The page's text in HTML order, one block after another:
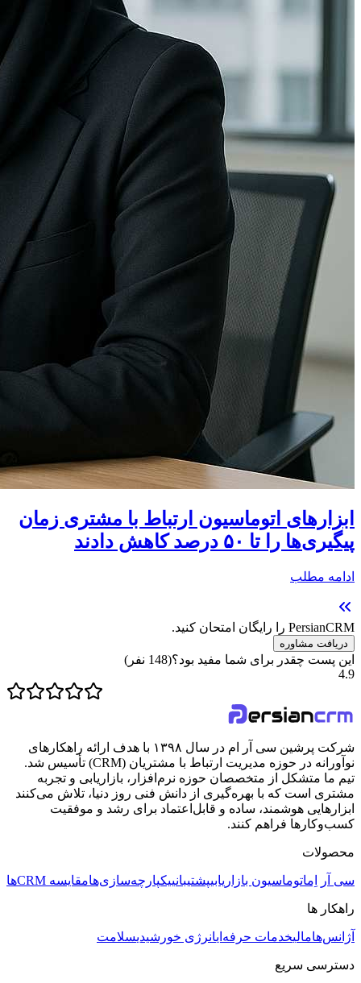
ابزارهای اتوماسیون ارتباط با مشتری زمان
پیگیری‌ها را تا ۵۰ درصد کاهش دادند
ادامه مطلب
PersianCRM را رایگان امتحان کنید.
دریافت مشاوره
این پست چقدر برای شما مفید بود؟(
148 نفر)
4.9
شرکت پرشین سی آر ام در سال ۱۳۹۸ با هدف ارائه راهکارهای
نوآورانه در حوزه مدیریت ارتباط با مشتریان (CRM) تأسیس شد.
تیم ما متشکل از متخصصان حوزه نرم‌افزار، بازاریابی و تجربه
مشتری است که با بهره‌گیری از دانش فنی روز دنیا، تلاش می‌کنند
ابزارهایی هوشمند، ساده و قابل‌اعتماد برای رشد و موفقیت
کسب‌وکارها فراهم کنند.
محصولات
سی آر اِماتوماسیون بازاریابیپشتیبانییکپارچه‌سازی‌هامقایسه CRMها
راهکار ها
آژانس‌هامالیخدمات حرفه‌ایانرژی خورشیدیسلامت
دسترسی سریع